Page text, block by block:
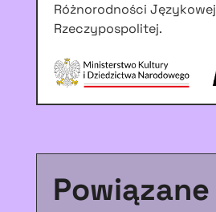
Różnorodności Językowej
Rzeczypospolitej.
Powiązane